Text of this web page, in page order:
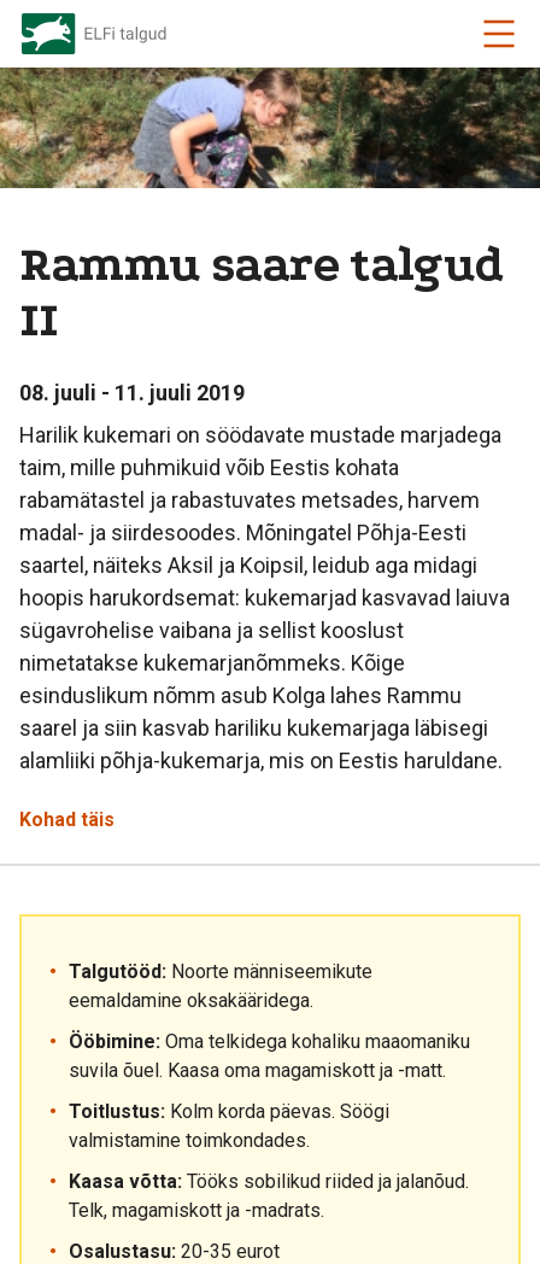
Rammu saare talgud
II
08. juuli - 11. juuli 2019
Harilik kukemari on söödavate mustade marjadega
taim, mille puhmikuid võib Eestis kohata
rabamätastel ja rabastuvates metsades, harvem
madal- ja siirdesoodes. Mõningatel Põhja-Eesti
saartel, näiteks Aksil ja Koipsil, leidub aga midagi
hoopis harukordsemat: kukemarjad kasvavad laiuva
sügavrohelise vaibana ja sellist kooslust
nimetatakse kukemarjanõmmeks. Kõige
esinduslikum nõmm asub Kolga lahes Rammu
saarel ja siin kasvab hariliku kukemarjaga läbisegi
alamliiki põhja-kukemarja, mis on Eestis haruldane.
Kohad täis
Talgutööd: Noorte männiseemikute
eemaldamine oksakääridega.
Ööbimine: Oma telkidega kohaliku maaomaniku
suvila õuel. Kaasa oma magamiskott ja -matt.
Toitlustus: Kolm korda päevas. Söögi
valmistamine toimkondades.
Kaasa võtta: Tööks sobilikud riided ja jalanõud.
Telk, magamiskott ja -madrats.
Osalustasu: 20-35 eurot